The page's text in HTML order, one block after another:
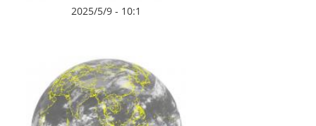
2025/5/9 - 10:1